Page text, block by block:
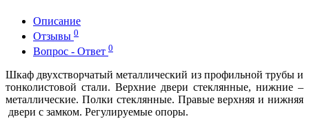
Описание
Отзывы 0
Вопрос - Ответ 0
Шкаф двухстворчатый металлический из профильной трубы и
тонколистовой стали. Верхние двери стеклянные, нижние –
металлические. Полки стеклянные. Правые верхняя и нижняя
двери с замком. Регулируемые опоры.